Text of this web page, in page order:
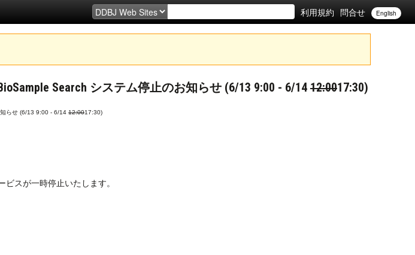
利用規約 問合せ English
Search システム停止のお知らせ (6/13 9:00 - 6/14 12:0017:30)
らせ (6/13 9:00 - 6/14 12:0017:30)
スが一時停止いたします。